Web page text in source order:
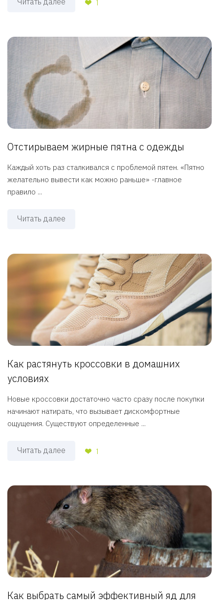
1
Отстирываем жирные пятна с одежды
Каждый хоть раз сталкивался с проблемой пятен. «Пятно
желательно вывести как можно раньше» -главное
правило ...
Читать далее
Как растянуть кроссовки в домашних
условиях
Новые кроссовки достаточно часто сразу после покупки
начинают натирать, что вызывает дискомфортные
ощущения. Существуют определенные ...
Читать далее 1
Как выбрать самый эффективный яд для